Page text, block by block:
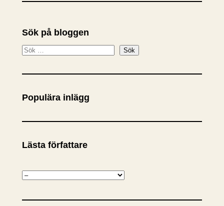
Sök på bloggen
S
k
Sök
Populära inlägg
Lästa författare
K
t